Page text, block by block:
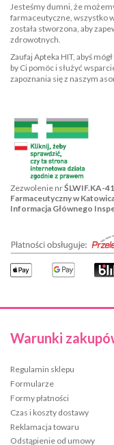
Warunki
Regulamin sklepu
Formularze
Formy płatności
Czas i koszty dostawy
Reklamacja towaru
Odstąpienie od umowy
Jesteśmy dumni, że
farmaceutyczne, wszystko
została stworzona, aby
zdrowotnych.
Zaufaj Apteka HIT, abyś
by Ci pomóc i służyć
zapoznania się z naszym
Zezwolenie nrŚLWIF.KA-
Farmaceutyczny w
Informacja Głównego